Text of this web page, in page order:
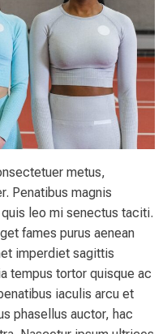
metus,
Penatibus magnis
quis leo mi senectus taciti.
fames purus aenean
imperdiet sagittis
tempus tortor quisque ac
iaculis arcu et
phasellus auctor, hac